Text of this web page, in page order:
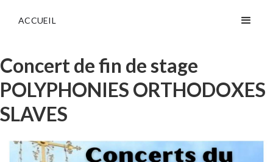
ACCUEIL
Concert de fin de stage
POLYPHONIES ORTHODOXES
SLAVES